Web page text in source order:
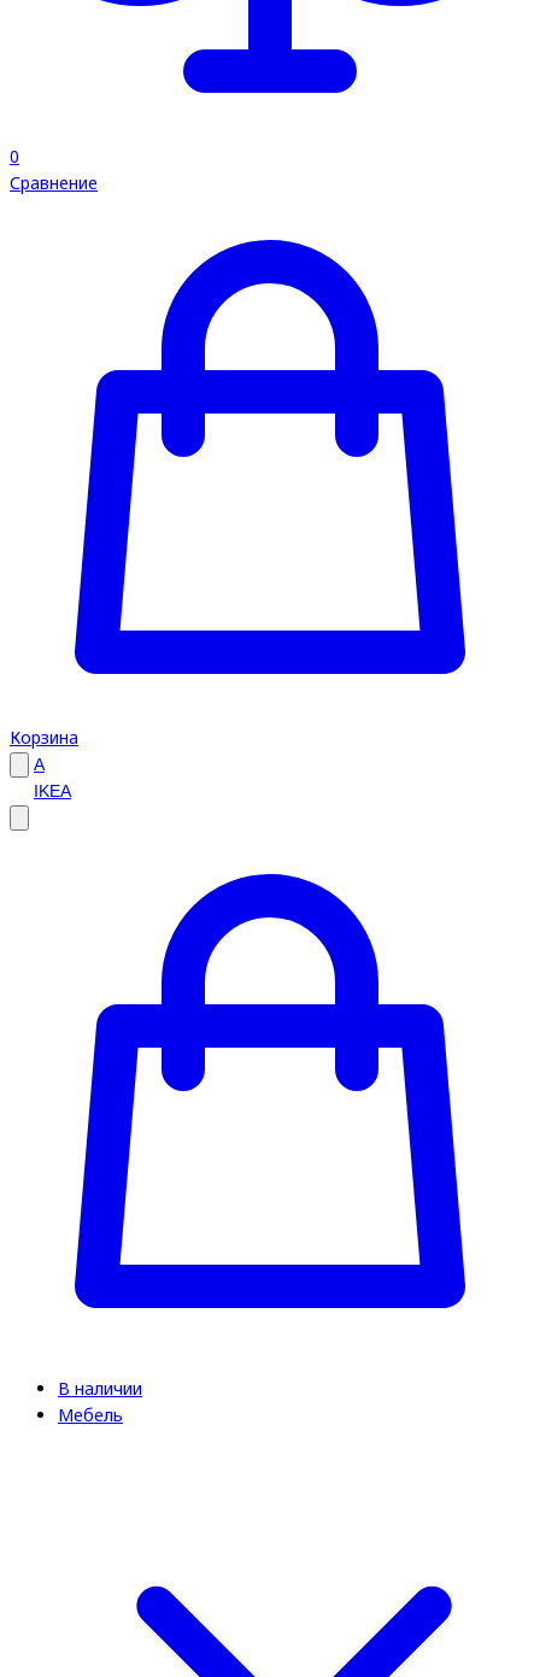
0
Сравнение
Корзина
A
IKEA
В наличии
Мебель